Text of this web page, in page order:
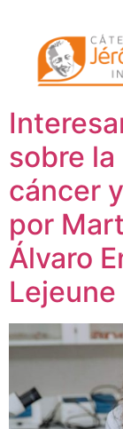
sobre
cáncer
por
Álvaro
Lejeune